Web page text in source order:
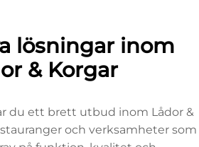
lösningar inom
& Korgar
du ett brett utbud inom Lådor &
och verksamheter som